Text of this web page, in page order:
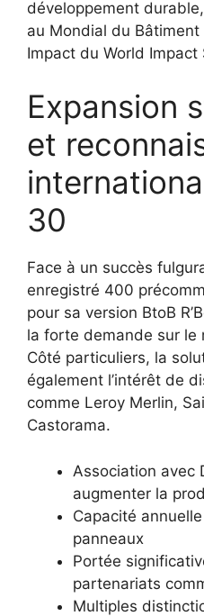
développement
au Mondial du
Impact du World Impact
Expansion
et
30
Face à un succès
enregistré 400
pour sa version BtoB
la forte demande sur le
Côté particuliers, la
également l’intérêt de
comme Leroy Merlin,
Castorama.
Association avec
augmenter la
Capacité
panneaux
Portée
partenariats
Multiples